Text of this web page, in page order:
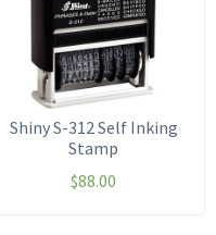
Shiny S-312 Self Inking
Stamp
$88.00